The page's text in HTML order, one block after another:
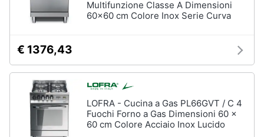
Cucina
Friggitrice
ad
Macchina
Minipimer
Multifunzione Classe A Dimensioni
60x60 cm Colore Inox Serie Curva
€ 1376,43
LOFRA - Cucina a Gas PL66GVT / C 4
Fuochi Forno a Gas Dimensioni 60 x
60 cm Colore Acciaio Inox Lucido